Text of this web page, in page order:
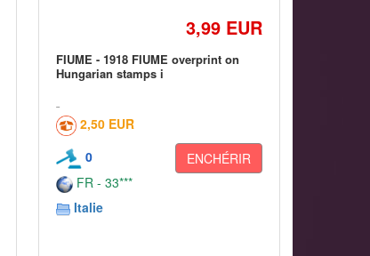
3,99 EUR
FIUME - 1918 FIUME overprint on
Hungarian stamps i
2,50 EUR
0
ENCHÉRIR
FR - 33***
Italie